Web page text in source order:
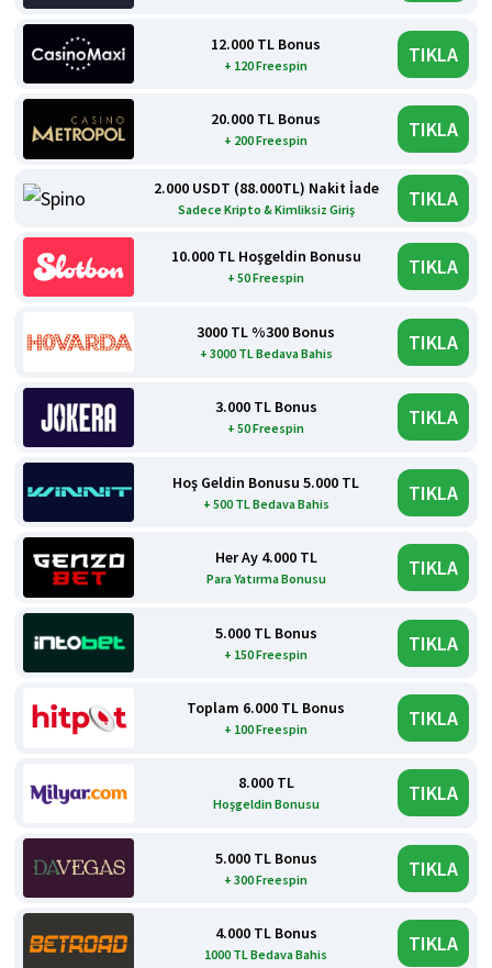
12.000 TL Bonus
+ 120 Freespin TIKLA
20.000 TL Bonus
+ 200 Freespin TIKLA
2.000 USDT (88.000TL) Nakit İade
Sadece Kripto & Kimliksiz Giriş TIKLA
10.000 TL Hoşgeldin Bonusu
+ 50 Freespin TIKLA
3000 TL %300 Bonus
+ 3000 TL Bedava Bahis TIKLA
3.000 TL Bonus
+ 50 Freespin TIKLA
Hoş Geldin Bonusu 5.000 TL
+ 500 TL Bedava Bahis TIKLA
Her Ay 4.000 TL
Para Yatırma Bonusu TIKLA
5.000 TL Bonus
+ 150 Freespin TIKLA
Toplam 6.000 TL Bonus
+ 100 Freespin TIKLA
8.000 TL
Hoşgeldin Bonusu TIKLA
5.000 TL Bonus
+ 300 Freespin TIKLA
4.000 TL Bonus
1000 TL Bedava Bahis TIKLA